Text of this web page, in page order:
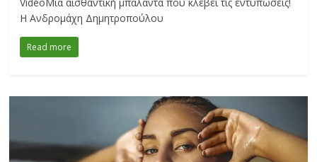
Η Ανδρομάχη Δημητροπούλου
Read more